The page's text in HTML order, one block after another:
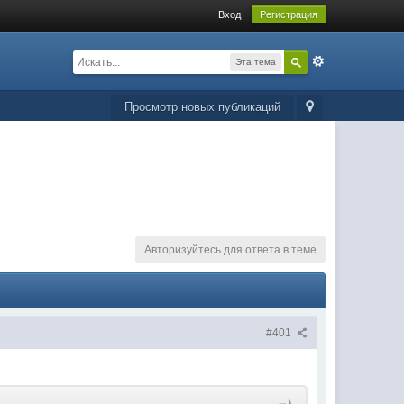
Вход Регистрация
Эта тема
Просмотр новых публикаций
Авторизуйтесь для ответа в теме
#401